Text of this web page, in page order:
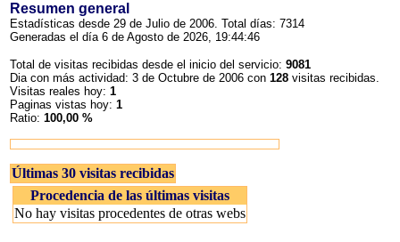
Resumen general
Estadísticas desde 29 de Julio de 2006. Total días: 7314
Generadas el día 6 de Agosto de 2026, 19:44:46
Total de visitas recibidas desde el inicio del servicio: 9081
Dia con más actividad: 3 de Octubre de 2006 con 128 visitas recibidas.
Visitas reales hoy: 1
Paginas vistas hoy: 1
Ratio: 100,00 %
Últimas 30 visitas recibidas
Procedencia de las últimas visitas
No hay visitas procedentes de otras webs